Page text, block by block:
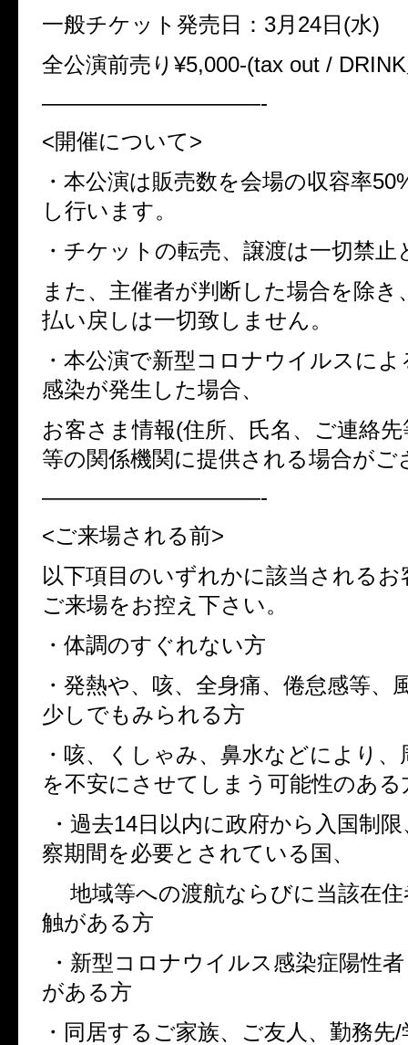
一般チケット発売日：3月24日(水)
全公演前売り¥5,000-(tax out / DRINK
——————————-
<開催について>
・本公演は販売数を会場の収容率
し行います。
・チケットの転売、譲渡は一切禁
また、主催者が判断した場合を除
払い戻しは一切致しません。
・本公演で新型コロナウイルスに
感染が発生した場合、
お客さま情報(住所、氏名、ご連絡先
等の関係機関に提供される場合がご
——————————-
<ご来場される前>
以下項目のいずれかに該当されるお
ご来場をお控え下さい。
・体調のすぐれない方
・発熱や、咳、全身痛、倦怠感等、
少しでもみられる方
・咳、くしゃみ、鼻水などにより
を不安にさせてしまう可能性のある
・過去14日以内に政府から入国制
察期間を必要とされている国、
地域等への渡航ならびに当該在住
触がある方
・新型コロナウイルス感染症陽性
がある方
・同居するご家族、ご友人、勤務先/